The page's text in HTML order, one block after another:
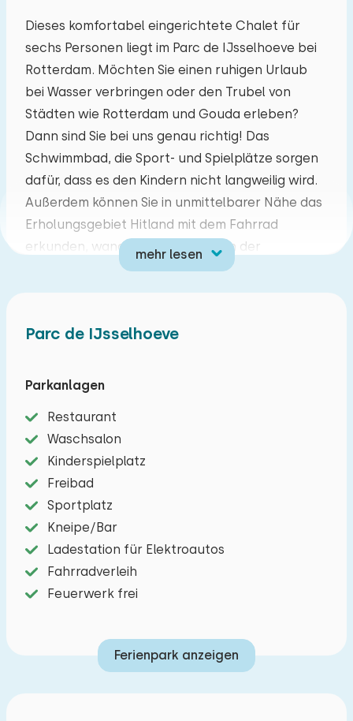
Dieses komfortabel eingerichtete Chalet für
sechs Personen liegt im Parc de IJsselhoeve bei
Rotterdam. Möchten Sie einen ruhigen Urlaub
bei Wasser verbringen oder den Trubel von
Städten wie Rotterdam und Gouda erleben?
Dann sind Sie bei uns genau richtig! Das
Schwimmbad, die Sport- und Spielplätze sorgen
dafür, dass es den Kindern nicht langweilig wird.
Außerdem können Sie in unmittelbarer Nähe das
Erholungsgebiet Hitland mit dem Fahrrad
erkunden, wandern oder reiten. In der
Umgebung gibt es auch viele
Ausflugsmöglichkeiten, wie den Blijdorp Zoo, den
angrenzende Küche verfügt über einen 4-
Flammen-Herd, einen Geschirrspüler, eine Kühl-
Gefrier-Kombination, eine Mikrowelle und eine
Nespresso-Maschine. Es gibt drei Schlafzimmer:
ein Schlafzimmer mit zwei Einzelbetten, ein
Schlafzimmer mit einem Einzelbett und ein
Schlafzimmer mit einem Einzelbett und einem
Etagenbett.Im Badezimmer finden Sie die
Dusche, das Waschbecken und die Toilette.
Draußen gibt es eine Terrasse mit Gartenmöbeln
mehr lesen
August 2026
Mo Di Mi Do Fr Sa So
27 28 29 30 31 01
03 04 05 06 07 08
10 11 12 13 14 15 16
17 18 19 20 21 22
Parc de IJsselhoeve
Parkanlagen
Restaurant
Waschsalon
Kinderspielplatz
Freibad
Sportplatz
Kneipe/Bar
Ladestation für Elektroautos
Fahrradverleih
Feuerwerk frei
Ferienpark anzeigen